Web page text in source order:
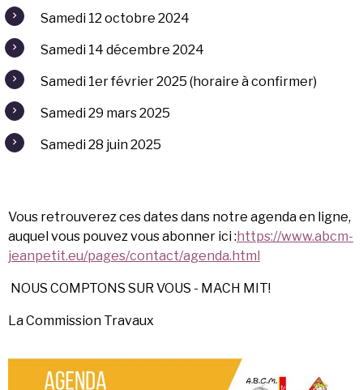
Samedi 12 octobre 2024
Samedi 14 décembre 2024
Samedi 1er février 2025 (horaire à confirmer)
Samedi 29 mars 2025
Samedi 28 juin 2025
Vous retrouverez ces dates dans notre agenda en ligne,
auquel vous pouvez vous abonner ici :https://www.abcm-
jeanpetit.eu/pages/contact/agenda.html
NOUS COMPTONS SUR VOUS - MACH MIT!
La Commission Travaux